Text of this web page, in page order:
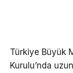
Türkiye Büyük
Kurulu’nda